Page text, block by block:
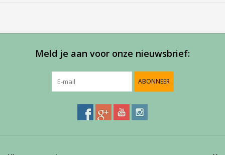
knellende naden. Het is heel goed te combineren met een leuke
Polo of Tank van Babolat.
Meld je aan voor onze nieuwsbrief:
ABONNEER